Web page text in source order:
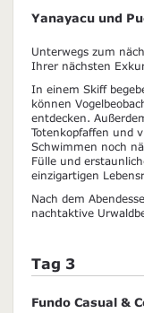
Yanayacu und
Unterwegs zum
Ihrer nächsten
In einem Skiff
können
entdecken.
Totenkopfaffen und
Schwimmen noch
Fülle und
einzigartigen
Nach dem
nachtaktive
Tag 3
Fundo Casual &